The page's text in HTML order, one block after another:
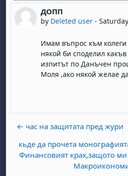
ДОПП
by Deleted user -
Number of replies: 0
Имам въпрос към колеги
някой би споделил
изпитът по Данъчен
Моля ,ако някой желае
← час на защитата пред жури
кьде да прочета
Финансовият крах,защото ми